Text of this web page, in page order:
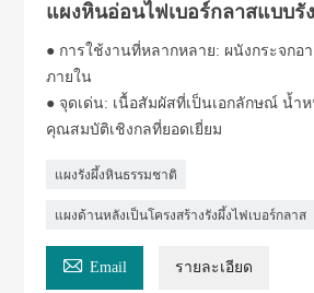
แผงหินอ่อนไฟเบอร์กลาสแบบรั
● การใช้งานที่หลากหลาย: ผนังกระจกอ
ภายใน
● จุดเด่น: เนื้อสัมผัสที่เป็นเอกลักษณ์ น้ำ
คุณสมบัติเชิงกลที่ยอดเยี่ยม
แผงรังผึ้งหินธรรมชาติ
แผงด้านหลังเป็นโครงสร้างรังผึ้งไฟเบอร์กลาส
 Email รายละเอียด